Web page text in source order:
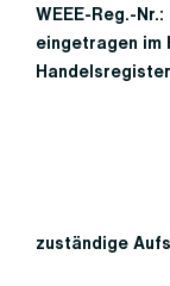
WEEE-Reg.-Nr.:
eingetragen im
zuständige